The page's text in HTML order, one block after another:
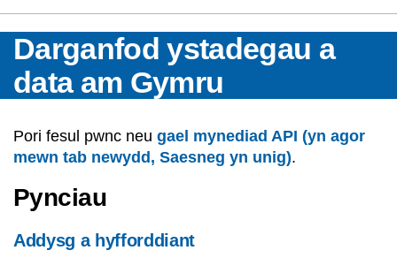
Darganfod ystadegau a
data am Gymru
Pori fesul pwnc neu gael mynediad API (yn agor
mewn tab newydd, Saesneg yn unig).
Pynciau
Addysg a hyfforddiant